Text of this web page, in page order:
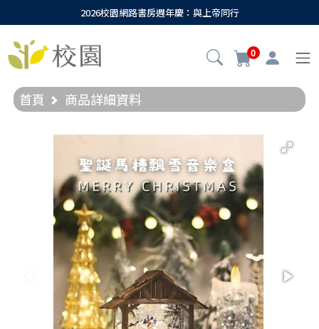
2026校園網路書房週年慶：與上帝同行
0
首頁 商品詳細資料